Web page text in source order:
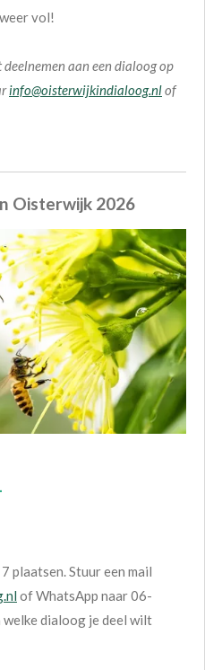
vol!
aan een dialoog op
info@oisterwijkindialoog.nlof
Oisterwijk 2026
plaatsen. Stuur een mail
of WhatsApp naar 06-
welke dialoog je deel wilt